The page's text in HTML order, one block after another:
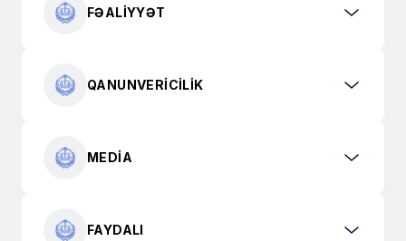
FƏALIYYƏT
QANUNVERICILIK
MEDIA
FAYDALI